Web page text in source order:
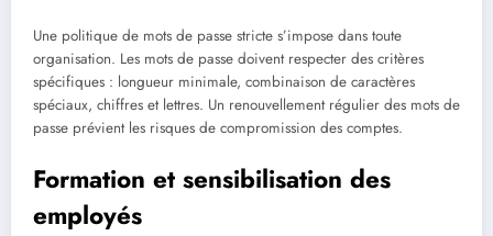
Une politique de mots de passe stricte s’impose dans toute
organisation. Les mots de passe doivent respecter des critères
spécifiques : longueur minimale, combinaison de caractères
spéciaux, chiffres et lettres. Un renouvellement régulier des mots de
passe prévient les risques de compromission des comptes.
Formation et sensibilisation des
employés